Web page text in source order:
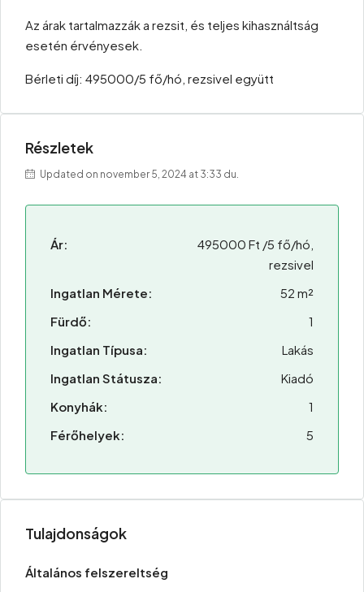
Az árak tartalmazzák a rezsit, és teljes kihasználtság
esetén érvényesek.
Bérleti díj: 495000/5 fő/hó, rezsivel együtt
Részletek
Updated on november 5, 2024 at 3:33 du.
Ár:
495000 Ft /5 fő/hó,
rezsivel
Ingatlan Mérete:
52 m²
Fürdő:
1
Ingatlan Típusa:
Lakás
Ingatlan Státusza:
Kiadó
Konyhák:
1
Férőhelyek:
5
Tulajdonságok
Általános felszereltség